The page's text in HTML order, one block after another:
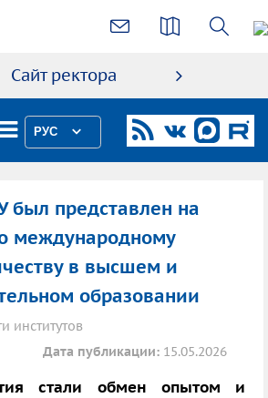
Сайт ректора
РУС
был представлен на
международному
в высшем и
образовании
институтов
Дата публикации: 15.05.2026
стали обмен опытом и